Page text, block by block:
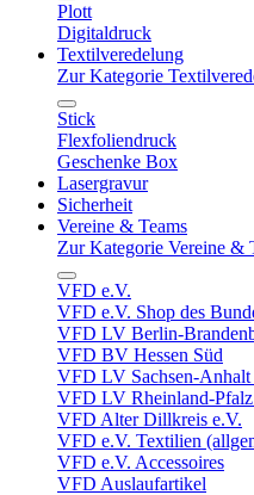
Plott
Digitaldruck
Textilveredelung
Zur Kategorie
Stick
Flexfoliendruck
Geschenke Box
Lasergravur
Sicherheit
Vereine & Teams
Zur Kategorie Vereine &
VFD e.V.
VFD e.V. Shop des
VFD LV Berlin-
VFD BV Hessen Süd
VFD LV Sachsen-Anhalt
VFD LV Rheinland-Pfalz
VFD Alter Dillkreis e.V.
VFD e.V. Textilien
VFD e.V. Accessoires
VFD Auslaufartikel